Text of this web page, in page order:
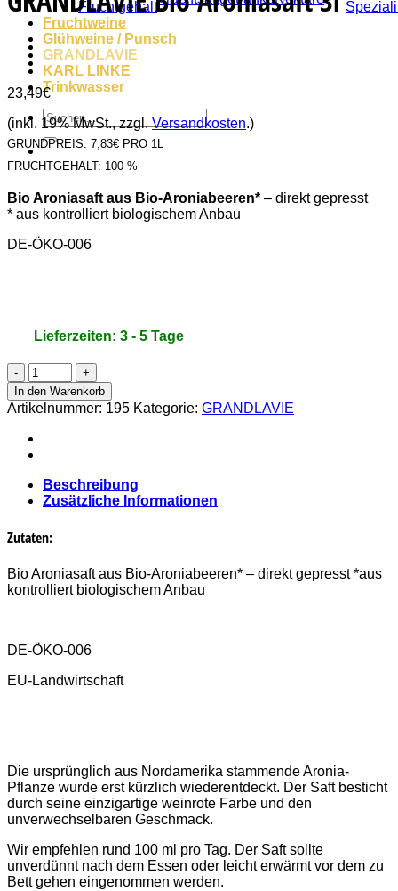
Fruchtgehalt
Fruchtweine
Glühweine / Punsch
GRANDLAVIE
KARL LINKE
Trinkwasser
Suche
nach:
23,49€
(inkl. 19% MwSt., zzgl.Versandkosten.)
GRUNDPREIS: 7,83€ PRO 1L
FRUCHTGEHALT: 100 %
Bio Aroniasaft aus Bio-Aroniabeeren* – direkt gepresst
* aus kontrolliert biologischem Anbau
DE-ÖKO-006
Lieferzeiten: 3 - 5 Tage
GRANDLAVIE
Bio
Aroniasaft
3l
Menge
In den Warenkorb
Artikelnummer: 195 Kategorie: GRANDLAVIE
Beschreibung
Zusätzliche Informationen
Zutaten:
Bio Aroniasaft aus Bio-Aroniabeeren* – direkt gepresst *aus
kontrolliert biologischem Anbau
DE-ÖKO-006
EU-Landwirtschaft
Die ursprünglich aus Nordamerika stammende Aronia-
Pflanze wurde erst kürzlich wiederentdeckt. Der Saft besticht
durch seine einzigartige weinrote Farbe und den
unverwechselbaren Geschmack.
Wir empfehlen rund 100 ml pro Tag. Der Saft sollte
unverdünnt nach dem Essen oder leicht erwärmt vor dem zu
Bett gehen eingenommen werden.